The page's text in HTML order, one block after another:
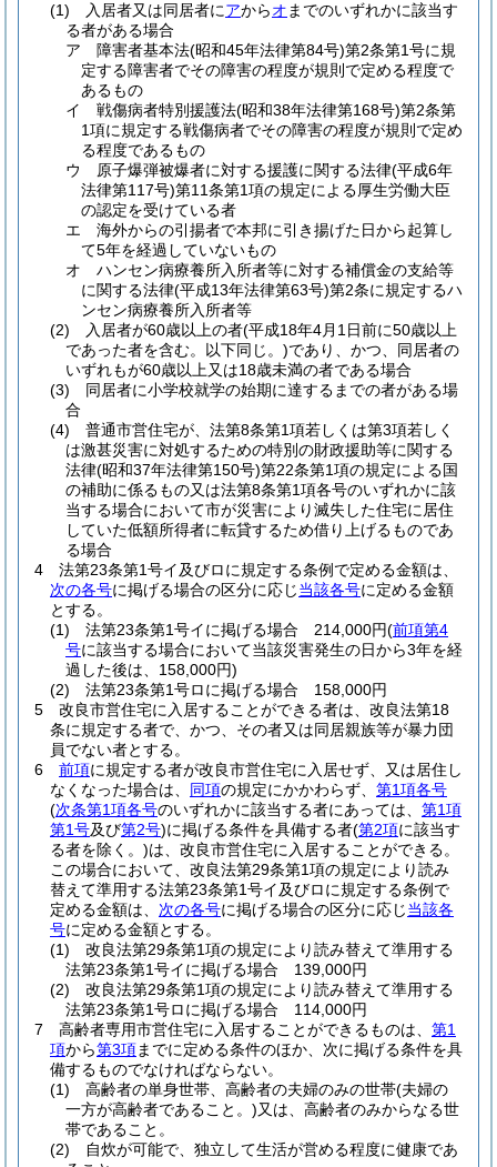
(1)
入居者又は同居者にアからオ までのいずれかに該当す
る者がある場合
ア
障害者基本法(昭和45年法律第84号)第2条第1号に規
定する障害者でその障害の程度が規則で定める程度で
あるもの
イ
戦傷病者特別援護法(昭和38年法律第168号)第2条第
1項に規定する戦傷病者でその障害の程度が規則で定め
る程度であるもの
ウ
原子爆弾被爆者に対する援護に関する法律(平成6年
法律第117号)第11条第1項の規定による厚生労働大臣
の認定を受けている者
エ
海外からの引揚者で本邦に引き揚げた日から起算し
て5年を経過していないもの
オ
ハンセン病療養所入所者等に対する補償金の支給等
に関する法律(平成13年法律第63号)第2条に規定するハ
ンセン病療養所入所者等
(2)
入居者が60歳以上の者(平成18年4月1日前に50歳以上
であった者を含む。以下同じ。)であり、かつ、同居者の
いずれもが60歳以上又は18歳未満の者である場合
(3)
同居者に小学校就学の始期に達するまでの者がある場
合
(4)
普通市営住宅が、法第8条第1項若しくは第3項若しく
は激甚災害に対処するための特別の財政援助等に関する
法律(昭和37年法律第150号)第22条第1項の規定による国
の補助に係るもの又は法第8条第1項各号のいずれかに該
当する場合において市が災害により滅失した住宅に居住
していた低額所得者に転貸するため借り上げるものであ
る場合
4
法第23条第1号イ及びロに規定する条例で定める金額は、
次の各号に掲げる場合の区分に応じ当該各号に定める金額
とする。
(1)
法第23条第1号イに掲げる場合 214,000円(前項第4
号に該当する場合において当該災害発生の日から3年を経
過した後は、158,000円)
(2)
法第23条第1号ロに掲げる場合 158,000円
5
改良市営住宅に入居することができる者は、改良法第18
条に規定する者で、かつ、その者又は同居親族等が暴力団
員でない者とする。
6
前項に規定する者が改良市営住宅に入居せず、又は居住し
なくなった場合は、 同項の規定にかかわらず、 第1項各号
(次条第1項各号のいずれかに該当する者にあっては、 第1項
第1号及び第2号)に掲げる条件を具備する者(第2項に該当す
る者を除く。)は、改良市営住宅に入居することができる。
この場合において、改良法第29条第1項の規定により読み
替えて準用する法第23条第1号イ及びロに規定する条例で
定める金額は、 次の各号に掲げる場合の区分に応じ当該各
号に定める金額とする。
(1)
改良法第29条第1項の規定により読み替えて準用する
法第23条第1号イに掲げる場合 139,000円
(2)
改良法第29条第1項の規定により読み替えて準用する
法第23条第1号ロに掲げる場合 114,000円
7
高齢者専用市営住宅に入居することができるものは、 第1
項から第3項までに定める条件のほか、次に掲げる条件を具
備するものでなければならない。
(1)
高齢者の単身世帯、高齢者の夫婦のみの世帯(夫婦の
一方が高齢者であること。)又は、高齢者のみからなる世
帯であること。
(2)
自炊が可能で、独立して生活が営める程度に健康であ